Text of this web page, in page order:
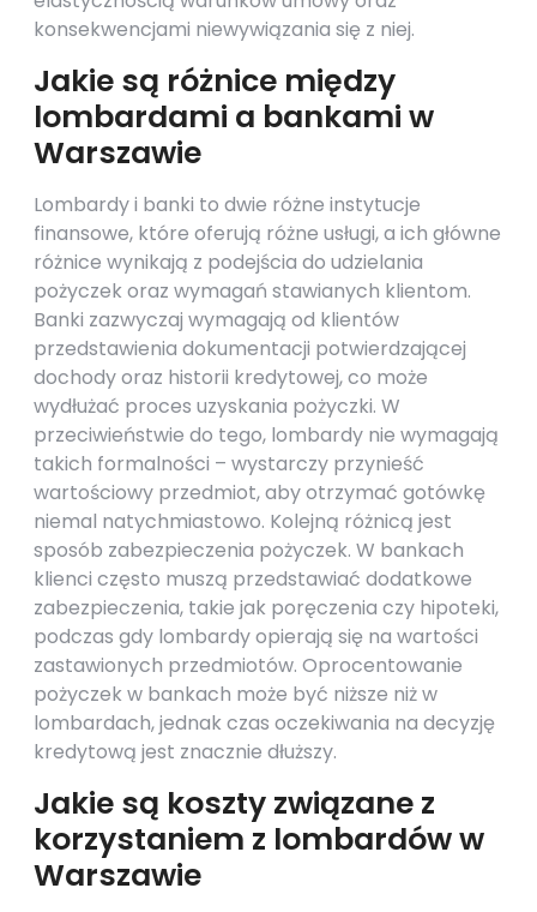
konsekwencjami niewywiązania się z niej.
Jakie są różnice między
lombardami a bankami w
Warszawie
Lombardy i banki to dwie różne instytucje
finansowe, które oferują różne usługi, a ich główne
różnice wynikają z podejścia do udzielania
pożyczek oraz wymagań stawianych klientom.
Banki zazwyczaj wymagają od klientów
przedstawienia dokumentacji potwierdzającej
dochody oraz historii kredytowej, co może
wydłużać proces uzyskania pożyczki. W
przeciwieństwie do tego, lombardy nie wymagają
takich formalności – wystarczy przynieść
wartościowy przedmiot, aby otrzymać gotówkę
niemal natychmiastowo. Kolejną różnicą jest
sposób zabezpieczenia pożyczek. W bankach
klienci często muszą przedstawiać dodatkowe
zabezpieczenia, takie jak poręczenia czy hipoteki,
podczas gdy lombardy opierają się na wartości
zastawionych przedmiotów. Oprocentowanie
pożyczek w bankach może być niższe niż w
lombardach, jednak czas oczekiwania na decyzję
kredytową jest znacznie dłuższy.
Jakie są koszty związane z
korzystaniem z lombardów w
Warszawie